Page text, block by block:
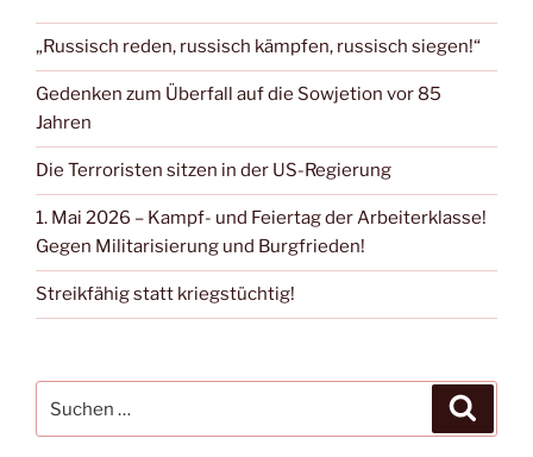
„Russisch reden, russisch kämpfen, russisch siegen!“
Gedenken zum Überfall auf die Sowjetion vor 85
Jahren
Die Terroristen sitzen in der US-Regierung
1. Mai 2026 – Kampf- und Feiertag der Arbeiterklasse!
Gegen Militarisierung und Burgfrieden!
Streikfähig statt kriegstüchtig!